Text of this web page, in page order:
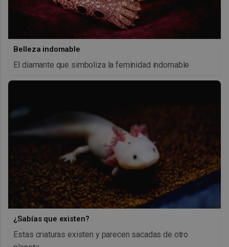
Belleza indomable
El diamante que simboliza la feminidad indomable
¿Sabías que existen?
Estas criaturas existen y parecen sacadas de otro